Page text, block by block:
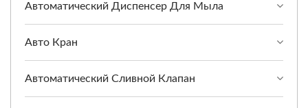
Автоматический Диспенсер Для Мыла
Авто Кран
Автоматический Сливной Клапан